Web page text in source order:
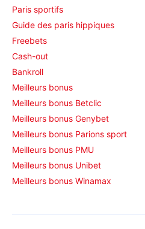
Paris sportifs
Guide des paris hippiques
Freebets
Cash-out
Bankroll
Meilleurs bonus
Meilleurs bonus Betclic
Meilleurs bonus Genybet
Meilleurs bonus Parions sport
Meilleurs bonus PMU
Meilleurs bonus Unibet
Meilleurs bonus Winamax